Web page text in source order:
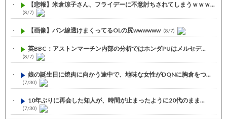
【悲報】米倉涼子さん、フライデーに不意討ちされてしまうｗｗｗ...
(8/7)
【画像】パン線透けまくってるOLの尻wwwwww (8/7)
英BBC：アストンマーチン内部の分析ではホンダPUはメルセデ...
(8/7)
娘の誕生日に焼肉に向かう途中で、地味な女性がDQNに胸倉をつ...
(7/30)
10年ぶりに再会した知人が、時間が止まったように20代のまま...
(7/30)